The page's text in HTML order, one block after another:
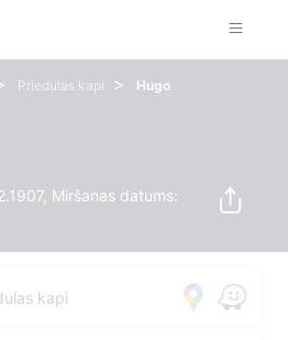
Priedulas kapi >
Hugo
Miršanas datums:
kapi